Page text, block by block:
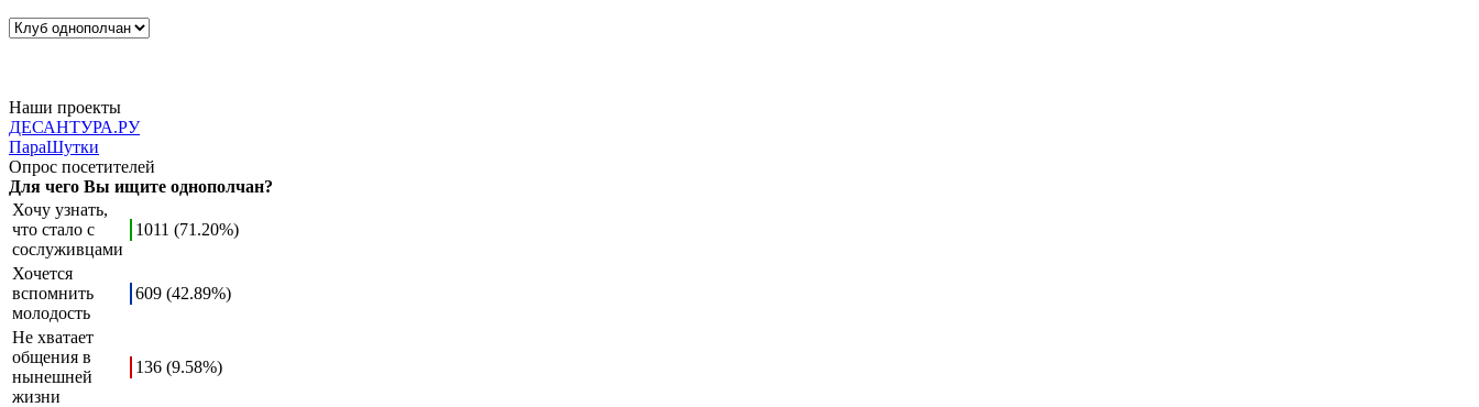
Наши проекты
ДЕСАНТУРА.РУ
ПараШутки
Опрос посетителей
Для чего Вы ищите однополчан?
Хочу узнать,
что стало с
сослуживцами
1011 (71.20%)
Хочется
вспомнить
молодость
609 (42.89%)
Не хватает
общения в
нынешней
жизни
136 (9.58%)